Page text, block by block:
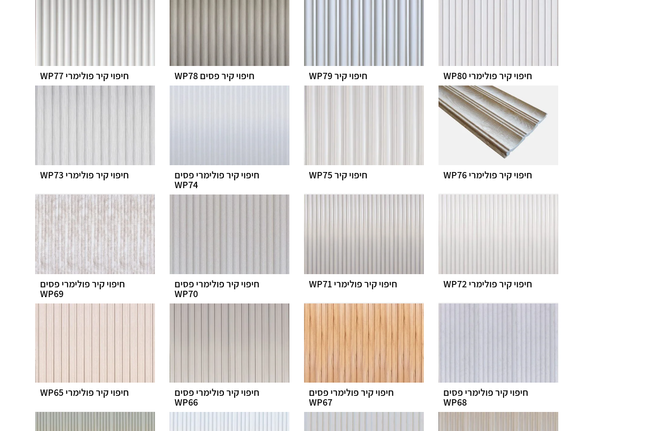
חיפוי קיר פולימרי WP80 חיפוי קיר WP79 חיפוי קיר פסים WP78 חיפוי קיר פולימרי WP77
חיפוי קיר פולימרי WP76 חיפוי קיר WP75 חיפוי קיר פולימרי פסים
WP74
חיפוי קיר פולימרי WP73
חיפוי קיר פולימרי WP72 חיפוי קיר פולימרי WP71 חיפוי קיר פולימרי פסים
WP70
חיפוי קיר פולימרי פסים
WP69
חיפוי קיר פולימרי פסים
WP68
חיפוי קיר פולימרי פסים
WP67
חיפוי קיר פולימרי פסים
WP66
חיפוי קיר פולימרי WP65